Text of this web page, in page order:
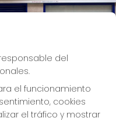
responsable del
el funcionamiento
cookies
el tráfico y mostrar